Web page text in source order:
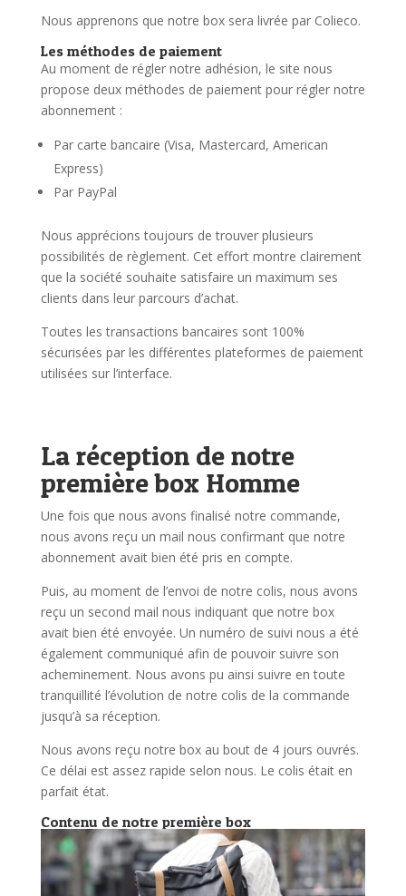
Nous apprenons que notre box sera livrée par Colieco.
Les méthodes de paiement
Au moment de régler notre adhésion, le site nous
propose deux méthodes de paiement pour régler notre
abonnement :
Par carte bancaire (Visa, Mastercard, American
Express)
Par PayPal
Nous apprécions toujours de trouver plusieurs
possibilités de règlement. Cet effort montre clairement
que la société souhaite satisfaire un maximum ses
clients dans leur parcours d’achat.
Toutes les transactions bancaires sont 100%
sécurisées par les différentes plateformes de paiement
utilisées sur l’interface.
La réception de notre
première box Homme
Une fois que nous avons finalisé notre commande,
nous avons reçu un mail nous confirmant que notre
abonnement avait bien été pris en compte.
Puis, au moment de l’envoi de notre colis, nous avons
reçu un second mail nous indiquant que notre box
avait bien été envoyée. Un numéro de suivi nous a été
également communiqué afin de pouvoir suivre son
acheminement. Nous avons pu ainsi suivre en toute
tranquillité l’évolution de notre colis de la commande
jusqu’à sa réception.
Nous avons reçu notre box au bout de 4 jours ouvrés.
Ce délai est assez rapide selon nous. Le colis était en
parfait état.
Contenu de notre première box